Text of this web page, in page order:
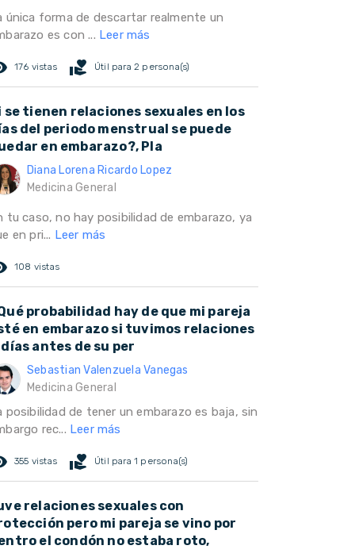
única forma de descartar realmente un
es con ... Leer más
176 vistas volunteer_activism Útil para 2 persona(s)
se tienen relaciones sexuales en los
del periodo menstrual se puede
en embarazo?, Pla
Diana Lorena Ricardo Lopez
Medicina General
tu caso, no hay posibilidad de embarazo, ya
en pri... Leer más
108 vistas
probabilidad hay de que mi pareja
en embarazo si tuvimos relaciones
antes de su per
Sebastian Valenzuela Vanegas
Medicina General
posibilidad de tener un embarazo es baja, sin
rec... Leer más
355 vistas volunteer_activism Útil para 1 persona(s)
relaciones sexuales con
pero mi pareja se vino por
el condón no estaba roto,